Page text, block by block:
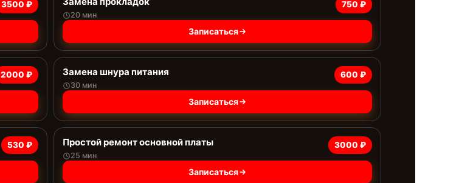
3500 ₽
20 мин
750 ₽
Записаться
2000 ₽ Замена шнура питания
30 мин
600 ₽
Записаться
530 ₽ Простой ремонт основной платы
25 мин
3000 ₽
Записаться